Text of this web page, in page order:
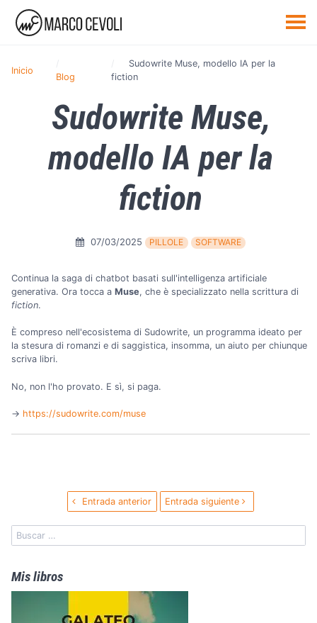
Inicio
Blog
Sudowrite Muse, modello IA per la
fiction
Sudowrite Muse,
modello IA per la
fiction
07/03/2025 PILLOLE SOFTWARE
Continua la saga di chatbot basati sull'intelligenza artificiale
generativa. Ora tocca a Muse, che è specializzato nella scrittura di
fiction.
È compreso nell'ecosistema di Sudowrite, un programma ideato per
la stesura di romanzi e di saggistica, insomma, un aiuto per chiunque
scriva libri.
No, non l'ho provato. E sì, si paga.
→️ https://sudowrite.com/muse
Entrada anterior Entrada siguiente
Mis libros